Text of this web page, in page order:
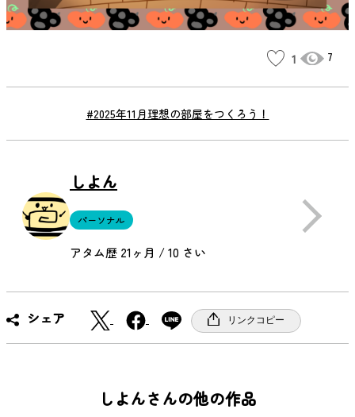
#2025年11月理想の部屋をつくろう！
1 7
しよん
パーソナル
アタム歴 21ヶ月 / 10 さい
シェア
a
c
o
リンクコピー
しよんさんの他の作品